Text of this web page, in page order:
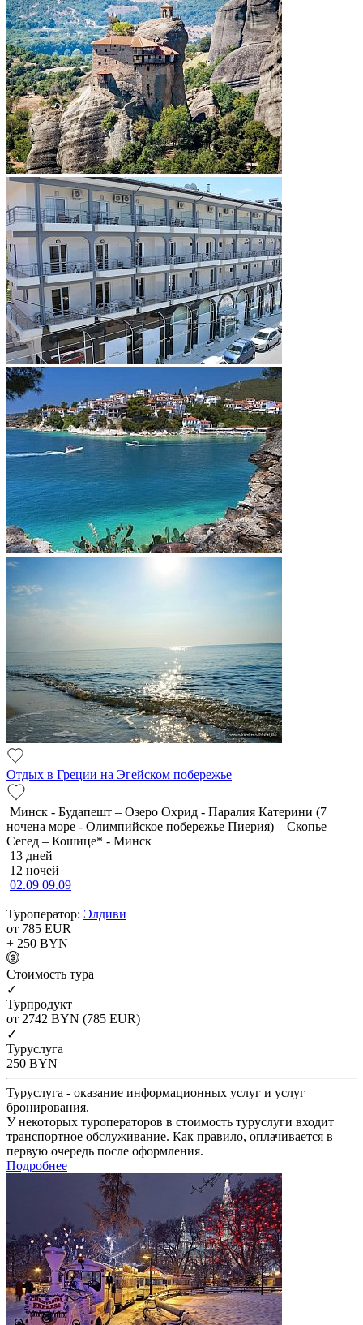
Отдых в Греции на Эгейском побережье
Минск - Будапешт – Озеро Охрид - Паралия Катерини (7
ночена море - Олимпийское побережье Пиерия) – Скопье –
Сегед – Кошице* - Минск
13 дней
12 ночей
02.09 09.09
Туроператор: Элдиви
от 785 EUR
+ 250 BYN
Cтоимость тура
✓
Турпродукт
от 2742 BYN (785 EUR)
✓
Туруслуга
250 BYN
Туруслуга - оказание информационных услуг и услуг
бронирования.
У некоторых туроператоров в стоимость туруслуги входит
транспортное обслуживание. Как правило, оплачивается в
первую очередь после оформления.
Подробнее